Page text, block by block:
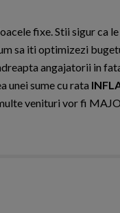
fixe. Stii sigur ca
sa iti optimizezi
angajatorii in
unei sume cu rata
venituri vor fi